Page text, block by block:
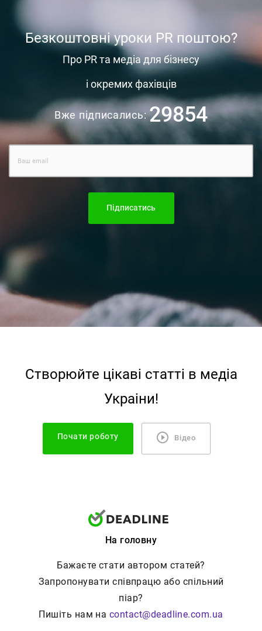
Безкоштовні уроки PR поштою?
Про PR та медіа для бізнесу
і окремих фахівців
Вже підписались:29854
Підписатись
Створюйте цiкавi статтi в медiа
Украiни!
Почати роботу Відео
На головну
Бажаєте стати автором статей?
Запропонувати співпрацю або спільний
піар?
Пишіть нам на contact@deadline.com.ua